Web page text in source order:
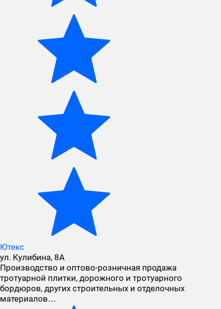
Ютекс
ул. Кулибина, 8А
Производство и оптово-розничная продажа
тротуарной плитки, дорожного и тротуарного
бордюров, других строительных и отделочных
материалов…